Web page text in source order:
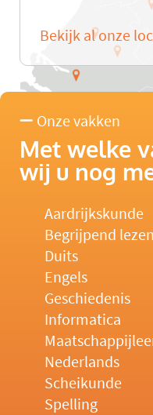
Bekijk al onze
Onze vakken
Met welke
wij u nog
Aardrijkskunde
Begrijpend lezen
Duits
Engels
Geschiedenis
Informatica
Nederlands
Scheikunde
Spelling